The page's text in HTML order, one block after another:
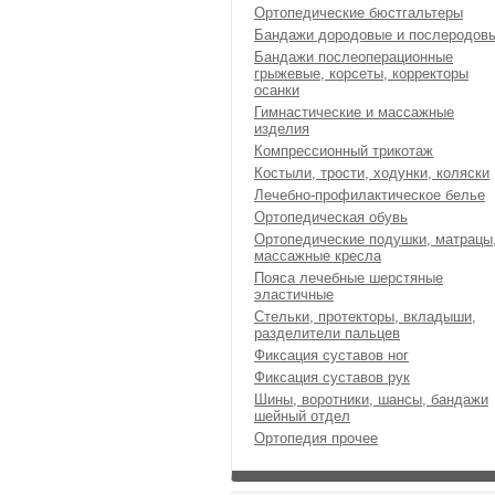
Ортопедические бюстгальтеры
Бандажи дородовые и
Бандажи послеоперационные
грыжевые, корсеты, корректоры
осанки
Гимнастические и массажные
изделия
Компрессионный трикотаж
Костыли, трости, ходунки, коляски
Лечебно-профилактическое белье
Ортопедическая обувь
Ортопедические подушки,
массажные кресла
Пояса лечебные шерстяные
эластичные
Стельки, протекторы, вкладыши,
разделители пальцев
Фиксация суставов ног
Фиксация суставов рук
Шины, воротники, шансы, бандажи
шейный отдел
Ортопедия прочее